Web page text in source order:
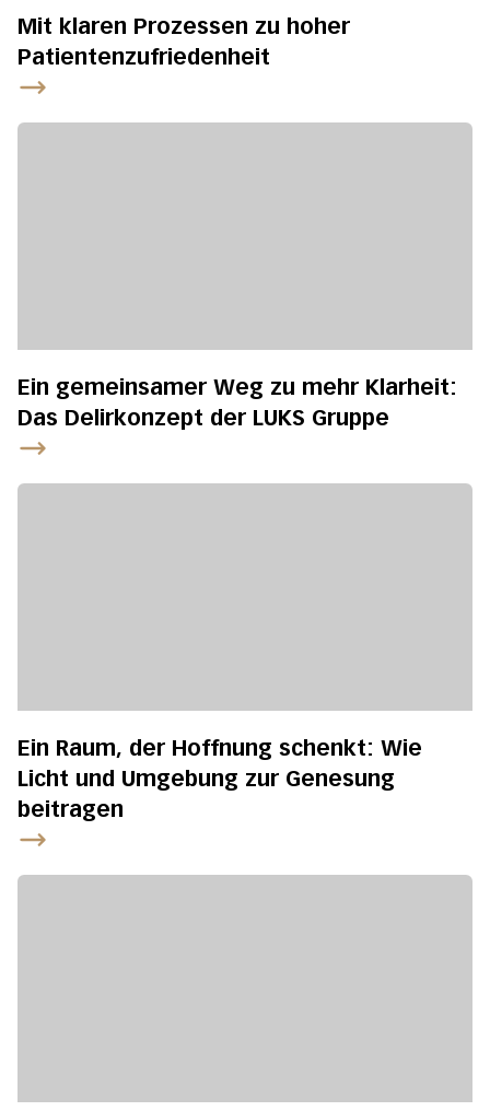
Mit klaren Prozessen zu hoher
Patientenzufriedenheit
Ein gemeinsamer Weg zu mehr Klarheit:
Das Delirkonzept der LUKS Gruppe
Ein Raum, der Hoffnung schenkt: Wie
Licht und Umgebung zur Genesung
beitragen